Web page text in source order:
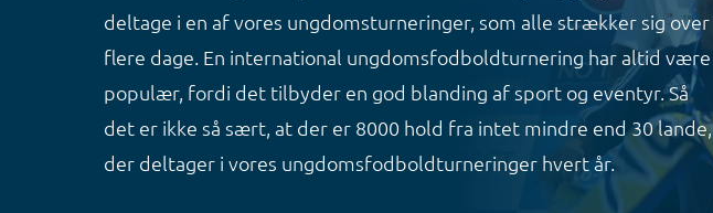
deltage i en af vores ungdomsturneringer, som alle strækker sig over
flere dage. En international ungdomsfodboldturnering har altid være
populær, fordi det tilbyder en god blanding af sport og eventyr. Så
det er ikke så sært, at der er 8000 hold fra intet mindre end 30 lande,
der deltager i vores ungdomsfodboldturneringer hvert år.